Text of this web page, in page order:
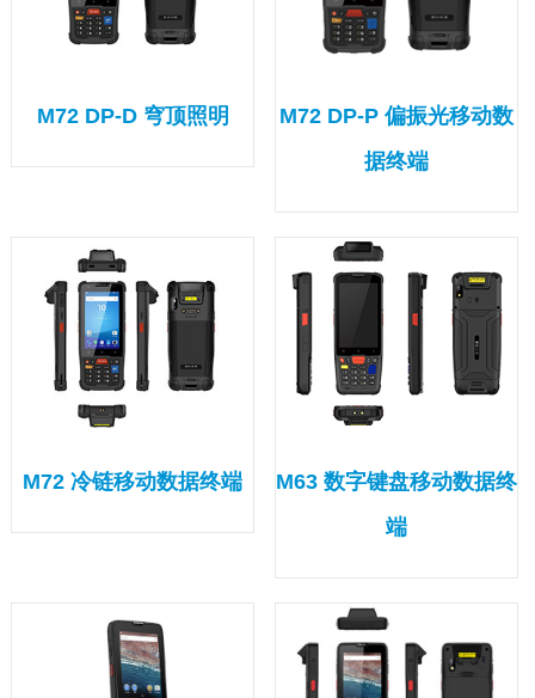
M72 DP-D 穹顶照明
M72 DP-P 偏振光移动数
据终端
M72 冷链移动数据终端
M63 数字键盘移动数据终
端